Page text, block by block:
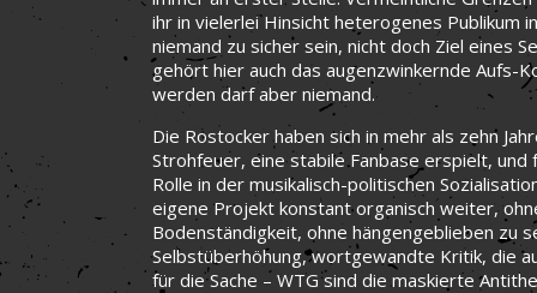
ihr in vielerlei Hinsicht heterogenes Publikum
niemand zu sicher sein, nicht doch Ziel eines
gehört hier auch das augenzwinkernde Aufs-
werden darf aber niemand.
Die Rostocker haben sich in mehr als zehn
Strohfeuer, eine stabile Fanbase erspielt,
Rolle in der musikalisch-politischen
eigene Projekt konstant organisch weiter,
Bodenständigkeit, ohne hängengeblieben zu
Selbstüberhöhung, wortgewandte Kritik, die
für die Sache – WTG sind die maskierte